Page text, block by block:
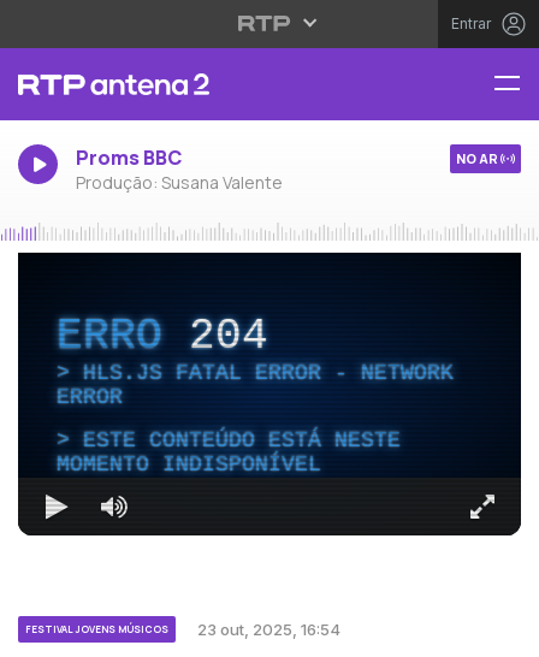
Entrar
Proms BBC
Produção: Susana Valente
NO AR
ERRO204
HLS.JS FATAL ERROR - NETWORK
ERROR
ESTE CONTEÚDO ESTÁ NESTE
MOMENTO INDISPONÍVEL
FESTIVAL JOVENS MÚSICOS 23 out, 2025, 16:54